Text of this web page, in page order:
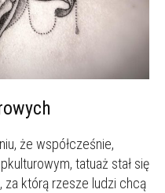
że współcześnie,
tatuaż stał się
którą rzesze ludzi chcą